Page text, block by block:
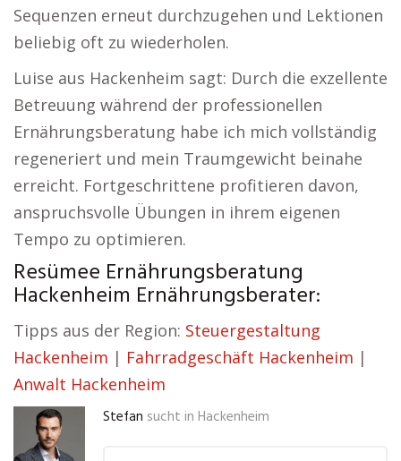
Sequenzen erneut durchzugehen und Lektionen
beliebig oft zu wiederholen.
Luise aus Hackenheim sagt: Durch die exzellente
Betreuung während der professionellen
Ernährungsberatung habe ich mich vollständig
regeneriert und mein Traumgewicht beinahe
erreicht. Fortgeschrittene profitieren davon,
anspruchsvolle Übungen in ihrem eigenen
Tempo zu optimieren.
Resümee Ernährungsberatung
Hackenheim Ernährungsberater:
Tipps aus der Region: Steuergestaltung
Hackenheim | Fahrradgeschäft Hackenheim |
Anwalt Hackenheim
Stefan sucht in Hackenheim